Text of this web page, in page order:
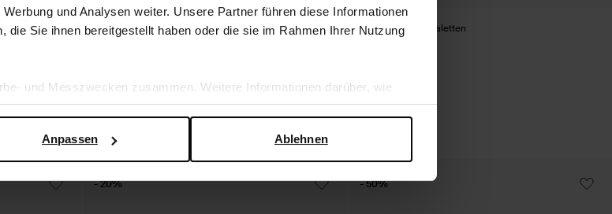
und Analysen weiter. Unsere Partner führen diese Informationen
die Sie ihnen bereitgestellt haben oder die sie im Rahmen Ihrer Nutzung
und Messzwecken zusammen. Weitere Informationen darüber, wie
finden Sie auf derSeite zur geschäftlichen Sicherheit und zum
Ablehnen
Anpassen
Braune Sandaletten Braune Ledersandaletten
- 20% - 50%